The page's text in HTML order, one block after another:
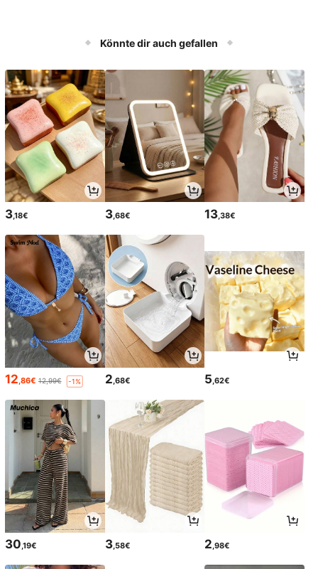
Könnte dir auch gefallen
3,18€ 3,68€ 13 ,38€
12,86€ 12,99€ -1% 2,68€ 5,62€
30,19€ 3,58€ 2,98€